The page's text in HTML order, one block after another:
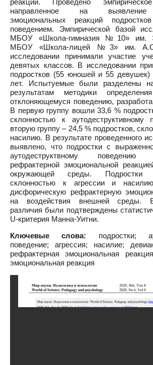
реакции. Проведено
направленное на выявление
эмоциональных реакций
поведением. Эмпирической базой
МБОУ «Школа-гимназия №10» им.
МБОУ «Школа-лицей №3» им.
исследовании принимали участие
девятых классов. В исследовании
подростков (55 юношей и 55 девушек)
лет. Испытуемые были разделены
результатам методики
отклоняющемуся поведению,
В первую группу вошли 33,6 %
склонностью к
вторую группу – 24,5 % подростков,
насилию. В результате проведенного
выявлено, что подростки с
аутодеструктвному поведению
рефрактерной эмоциональной
окружающей среды. Подростки
склонностью к агрессии и
дисфорическую рефрактерную
на воздействия внешней среды.
различия были подтверждены
U-критерия Манна-Уитни.
Ключевые слова: подростки;
поведение; агрессия; насилие;
рефрактерная эмоциональная
эмоциональная реакция